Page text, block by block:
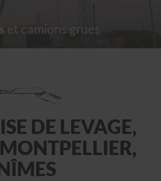
DE LEVAGE,
et camions grues